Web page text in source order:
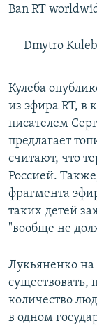
Ban RT
— Dmytro
Кулеба
из эфира RT, в
писателем
предлагает
считают, что
Россией.
фрагмента
таких детей
"вообще не
Лукьяненко на
существовать,
количество
в одном